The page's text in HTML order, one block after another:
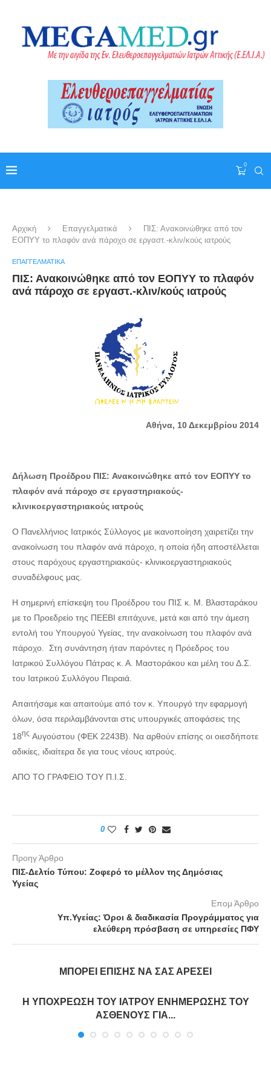
0
Αρχική Επαγγελματικά
ΠΙΣ: Ανακοινώθηκε από τον
ΕΟΠΥΥ το πλαφόν ανά πάροχο σε εργαστ.-κλιν/κούς ιατρούς
ΕΠΑΓΓΕΛΜΑΤΙΚΆ
ΠΙΣ: Ανακοινώθηκε από τον ΕΟΠΥΥ το πλαφόν
ανά πάροχο σε εργαστ.-κλιν/κούς ιατρούς
Αθήνα, 10 Δεκεμβρίου 2014
Δήλωση Προέδρου ΠΙΣ: Ανακοινώθηκε από τον ΕΟΠΥΥ το
πλαφόν ανά πάροχο σε εργαστηριακούς-
κλινικοεργαστηριακούς ιατρούς
Ο Πανελλήνιος Ιατρικός Σύλλογος με ικανοποίηση χαιρετίζει την
ανακοίνωση του πλαφόν ανά πάροχο, η οποία ήδη αποστέλλεται
στους παρόχους εργαστηριακούς- κλινικοεργαστηριακούς
συναδέλφους μας.
Η σημερινή επίσκεψη του Προέδρου του ΠΙΣ κ. Μ. Βλασταράκου
με το Προεδρείο της ΠΕΕΒΙ επιτάχυνε, μετά και από την άμεση
εντολή του Υπουργού Υγείας, την ανακοίνωση του πλαφόν ανά
πάροχο. Στη συνάντηση ήταν παρόντες η Πρόεδρος του
Ιατρικού Συλλόγου Πάτρας κ. Α. Μαστοράκου και μέλη του Δ.Σ.
του Ιατρικού Συλλόγου Πειραιά.
Απαιτήσαμε και απαιτούμε από τον κ. Υπουργό την εφαρμογή
όλων, όσα περιλαμβάνονται στις υπουργικές αποφάσεις της
18ης Αυγούστου (ΦΕΚ 2243Β). Να αρθούν επίσης οι οιεσδήποτε
αδικίες, ιδιαίτερα δε για τους νέους ιατρούς.
ΑΠΟ ΤΟ ΓΡΑΦΕΙΟ ΤΟΥ Π.Ι.Σ.
0
Προηγ Άρθρο
ΠΙΣ-Δελτίο Τύπου: Ζοφερό το μέλλον της Δημόσιας
Υγείας
Επομ Άρθρο
Υπ.Υγείας: Όροι & διαδικασία Προγράμματος για
ελεύθερη πρόσβαση σε υπηρεσίες ΠΦΥ
ΜΠΟΡΕΊ ΕΠΊΣΗΣ ΝΑ ΣΑΣ ΑΡΈΣΕΙ
Η ΥΠΟΧΡΕΩΣΗ ΤΟΥ ΙΑΤΡΟΥ ΕΝΗΜΕΡΩΣΗΣ ΤΟΥ
ΑΣΘΕΝΟΥΣ ΓΙΑ...